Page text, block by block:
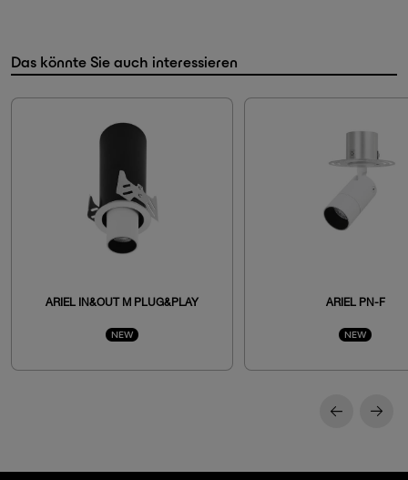
Das könnte Sie auch interessieren
ARIEL IN&OUT M PLUG&PLAY
NEW
ARIEL PN-F
NEW